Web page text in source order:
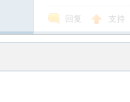
回复 支持